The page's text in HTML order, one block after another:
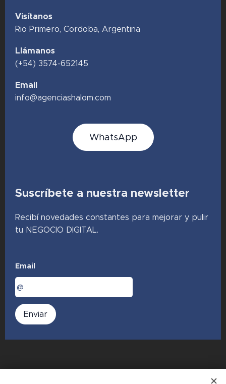
Visítanos
Rio Primero, Cordoba, Argentina
Llámanos
(+54) 3574-652145
Email
info@agenciashalom.com
WhatsApp
Suscríbete a nuestra newsletter
Recibí novedades constantes para mejorar y pulir
tu NEGOCIO DIGITAL.
Email
Enviar